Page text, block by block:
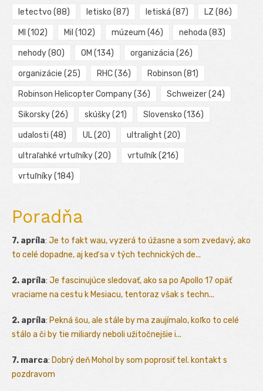
letectvo (88) letisko (87) letiská (87) LZ (86)
MI (102) Mil (102) múzeum (46) nehoda (83)
nehody(80) OM (134) organizácia (26)
organizácie (25) RHC(36) Robinson (81)
Robinson Helicopter Company(36) Schweizer(24)
Sikorsky(26) skúšky(21) Slovensko (136)
udalosti (48) UL(20) ultralight (20)
ultraľahké vrtuľníky(20) vrtuľník(216)
vrtuľníky(184)
Poradňa
7. apríla: Je to fakt wau, vyzerá to úžasne a som zvedavý, ako
to celé dopadne, aj keď sa v tých technických de...
2. apríla: Je fascinujúce sledovať, ako sa po Apollo 17 opäť
vraciame na cestu k Mesiacu, tentoraz však s techn...
2. apríla: Pekná šou, ale stále by ma zaujímalo, koľko to celé
stálo a či by tie miliardy neboli užitočnejšie i...
7. marca: Dobrý deň Mohol by som poprosiť tel. kontakt s
pozdravom